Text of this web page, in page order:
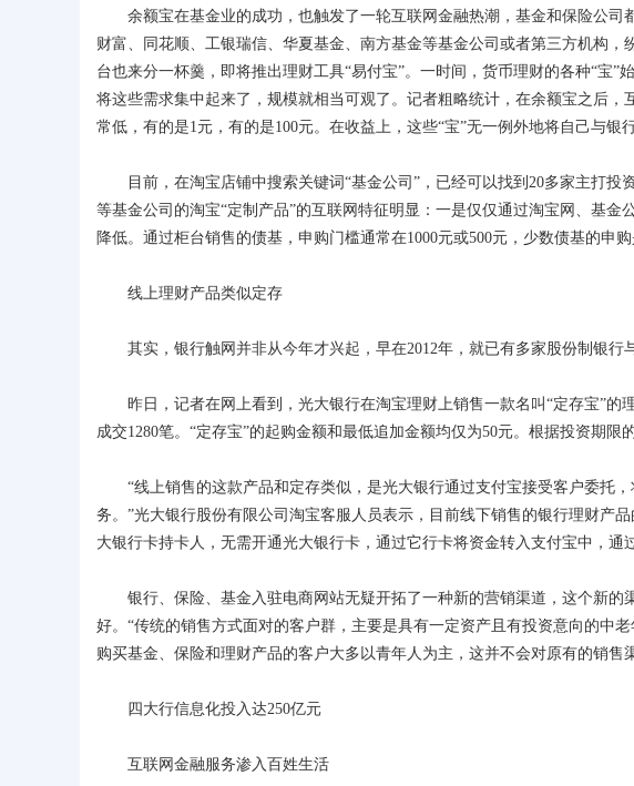
余额宝在基金业的成功，也触发了一轮互联网金融热潮，基金和保险公司
财富、同花顺、工银瑞信、华夏基金、南方基金等基金公司或者第三方机构
台也来分一杯羹，即将推出理财工具“易付宝”。一时间，货币理财的各种“宝
将这些需求集中起来了，规模就相当可观了。记者粗略统计，在余额宝之后
常低，有的是1元，有的是100元。在收益上，这些“宝”无一例外地将自己与银
目前，在淘宝店铺中搜索关键词“基金公司”，已经可以找到20多家主打投
等基金公司的淘宝“定制产品”的互联网特征明显：一是仅仅通过淘宝网、基
降低。通过柜台销售的债基，申购门槛通常在1000元或500元，少数债基的申购
线上理财产品类似定存
其实，银行触网并非从今年才兴起，早在2012年，就已有多家股份制银行
昨日，记者在网上看到，光大银行在淘宝理财上销售一款名叫“定存宝”的
成交1280笔。“定存宝”的起购金额和最低追加金额均仅为50元。根据投资期限
“线上销售的这款产品和定存类似，是光大银行通过支付宝接受客户委托
务。”光大银行股份有限公司淘宝客服人员表示，目前线下销售的银行理财产
大银行卡持卡人，无需开通光大银行卡，通过它行卡将资金转入支付宝中，通
银行、保险、基金入驻电商网站无疑开拓了一种新的营销渠道，这个新的
好。“传统的销售方式面对的客户群，主要是具有一定资产且有投资意向的中
购买基金、保险和理财产品的客户大多以青年人为主，这并不会对原有的销售
四大行信息化投入达250亿元
互联网金融服务渗入百姓生活